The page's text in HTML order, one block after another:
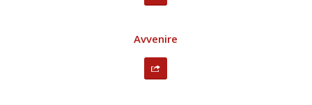
Avvenire